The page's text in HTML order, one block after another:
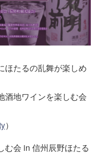
ほたるの乱舞が楽しめ
酒地ワインを楽しむ会
）
む会 in 信州辰野ほたる